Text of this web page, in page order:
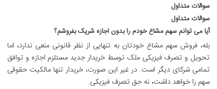
سوالات متداول
سوالات متداول
آیا می توانم سهم مشاع خودم را بدون اجازه شریک بفروشم؟
بله، فروش سهم مشاع خودتان به تنهایی از نظر قانونی منعی ندارد، اما
تحویل و تصرف فیزیکی ملک توسط خریدار جدید مستلزم اجازه و توافق
تمامی شرکای دیگر است. در غیر این صورت، خریدار تنها مالکیت حقوقی
سهم را خواهد داشت، نه حق تصرف فیزیکی.